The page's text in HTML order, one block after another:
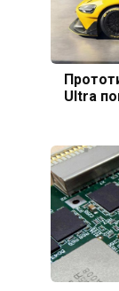
Ultra